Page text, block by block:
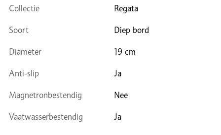
Collectie Regata
Soort Diep bord
Diameter 19 cm
Anti-slip Ja
Magnetronbestendig Nee
Vaatwasserbestendig Ja